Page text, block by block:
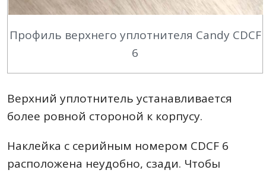
Профиль верхнего уплотнителя Candy CDCF
6
Верхний уплотнитель устанавливается
более ровной стороной к корпусу.
Наклейка с серийным номером CDCF 6
расположена неудобно, сзади. Чтобы